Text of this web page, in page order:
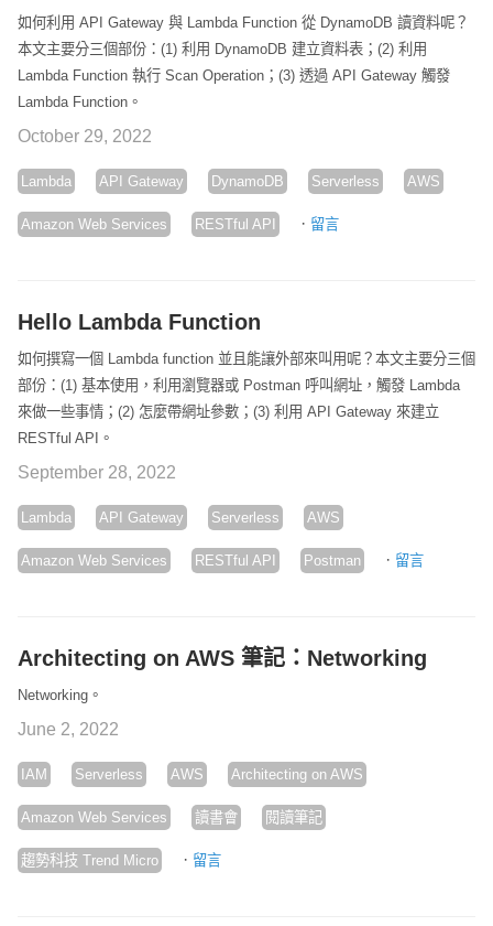
如何利用 API Gateway 與 Lambda Function 從 DynamoDB 讀資料呢？
本文主要分三個部份：(1) 利用 DynamoDB 建立資料表；(2) 利用
Lambda Function 執行 Scan Operation；(3) 透過 API Gateway 觸發
Lambda Function。
October 29, 2022
Lambda API Gateway DynamoDB Serverless AWS
Amazon Web Services RESTful API · 留言
Hello Lambda Function
如何撰寫一個 Lambda function 並且能讓外部來叫用呢？本文主要分三個
部份：(1) 基本使用，利用瀏覽器或 Postman 呼叫網址，觸發 Lambda
來做一些事情；(2) 怎麼帶網址參數；(3) 利用 API Gateway 來建立
RESTful API。
September 28, 2022
Lambda API Gateway Serverless AWS
Amazon Web Services RESTful API Postman · 留言
Architecting on AWS 筆記：Networking
Networking。
June 2, 2022
IAM Serverless AWS Architecting on AWS
Amazon Web Services 讀書會 閱讀筆記
趨勢科技 Trend Micro · 留言